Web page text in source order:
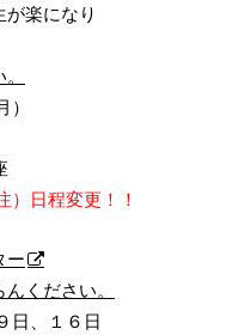
が楽になり
）日程変更！！
ー
ください。
日、１６日